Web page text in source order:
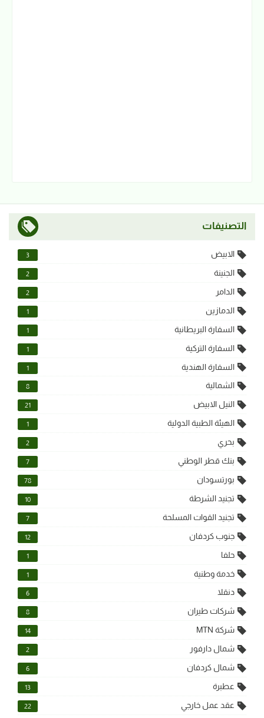
التصنيفات
الابيض 3
الجنينة 2
الدامر 2
الدمازين 1
السفارة البريطانية 1
السفارة التركية 1
السفارة الهندية 1
الشمالية 8
النيل الابيض 21
الهيئة الطبية الدولية 1
بحري 2
بنك قطر الوطني 7
بورتسودان 78
تجنيد الشرطة 10
تجنيد القوات المسلحة 7
جنوب كردفان 12
حلفا 1
خدمة وطنية 1
دنقلا 6
شركات طيران 8
شركة MTN 14
شمال دارفور 2
شمال كردفان 6
عطبرة 13
عقد عمل خارجي 22